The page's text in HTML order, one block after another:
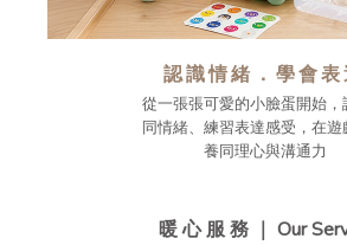
認識情緒．學會表
從一張張可愛的小臉蛋開始，
同情緒、練習表達感受，在遊
養同理心與溝通力
暖 心 服 務 ｜ Our